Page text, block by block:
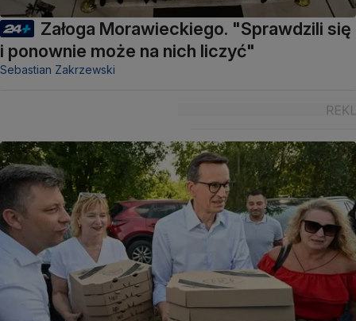
Załoga Morawieckiego. "Sprawdzili się
i ponownie może na nich liczyć"
Sebastian Zakrzewski